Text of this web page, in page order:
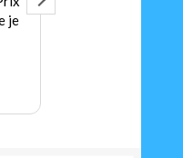
pour les